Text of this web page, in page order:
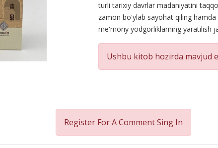
turli tarixiy davrlar madaniyatini
zamon bo'ylab sayohat qiling
me'moriy yodgorliklarning yaratilish
Ushbu kitob hozirda mavjud
Register For A CommentSing In